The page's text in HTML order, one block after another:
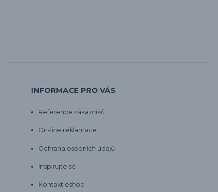
INFORMACE PRO VÁS
Reference zákazníků
On-line reklamace
Ochrana osobních údajů
Inspirujte se
Kontakt eshop